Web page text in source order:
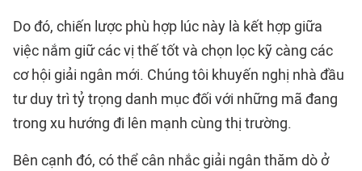
Do đó, chiến lược phù hợp lúc này là kết hợp giữa
việc nắm giữ các vị thế tốt và chọn lọc kỹ càng các
cơ hội giải ngân mới. Chúng tôi khuyến nghị nhà đầu
tư duy trì tỷ trọng danh mục đối với những mã đang
trong xu hướng đi lên mạnh cùng thị trường.
Bên cạnh đó, có thể cân nhắc giải ngân thăm dò ở